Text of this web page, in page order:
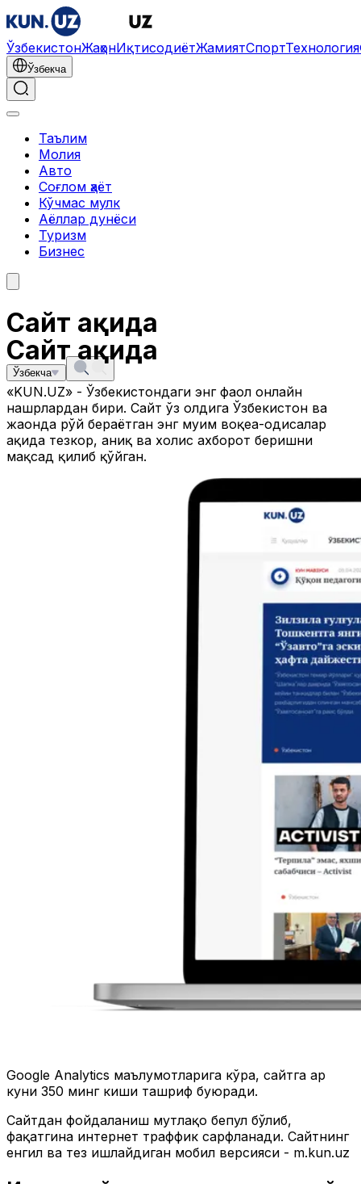
ЎзбекистонЖаҳонИқтисодиётЖамиятСпортТехнология
Ўзбекча
Таълим
Молия
Авто
Соғлом ҳаёт
Кўчмас мулк
Аёллар дунёси
Туризм
Бизнес
Сайт ҳақида
Ўзбекча
Сайт ҳақида
«KUN.UZ» - Ўзбекистондаги энг фаол онлайн
нашрлардан бири. Сайт ўз олдига Ўзбекистон ва
жаҳонда рўй бераётган энг муҳим воқеа-ҳодисалар
ҳақида тезкор, аниқ ва холис ахборот беришни
мақсад қилиб қўйган.
Google Analytics маълумотларига кўра, сайтга ҳар
куни 350 минг киши ташриф буюради.
Сайтдан фойдаланиш мутлақо бепул бўлиб,
фақатгина интернет траффик сарфланади. Сайтнинг
енгил ва тез ишлайдиган мобил версияси - m.kun.uz